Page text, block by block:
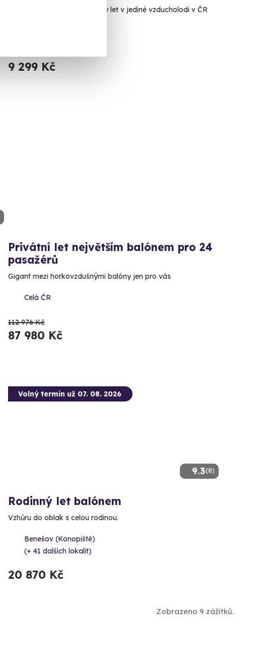
Nezapomenutelný vyhlídkový let v jediné vzducholodi v ČR
9 299 Kč
Privátní let největším balónem pro 24
pasažérů
Gigant mezi horkovzdušnými balóny jen pro vás
Celá ČR
112 976 Kč
87 980 Kč
9.3(8)
Volný termín už 07. 08. 2026
Rodinný let balónem
Vzhůru do oblak s celou rodinou.
Benešov (Konopiště)
(+ 41 dalších lokalit)
20 870 Kč
Zobrazeno 9 zážitků.